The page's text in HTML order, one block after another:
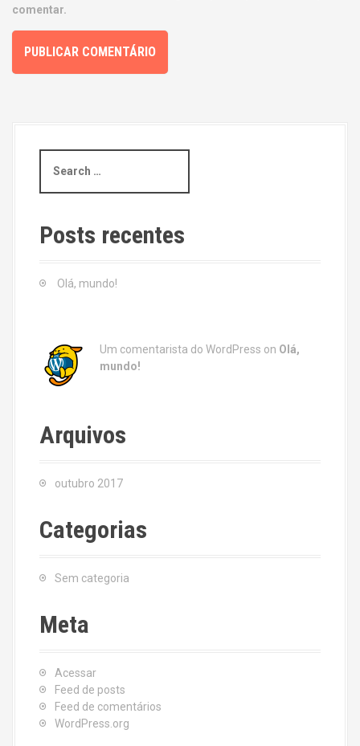
comentar.
a
c
h
Posts recentes
Olá, mundo!
Um comentarista do WordPress on Olá,
mundo!
Arquivos
outubro 2017
Categorias
Sem categoria
Meta
Acessar
Feed de posts
Feed de comentários
WordPress.org